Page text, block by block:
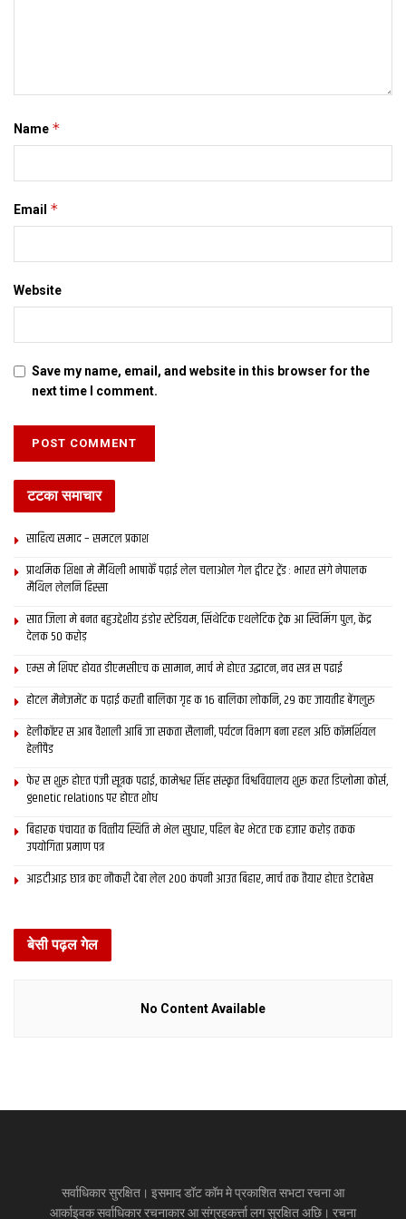
एम्स मे शिफ्ट होयत डीएमसीएच क सामान, मार्च मे होएत
लोकनि, 29 कए जायतीह बेंगलुरु
Name *
Email *
Website
Save my name, email, and website in this browser for the
next time I comment.
टटका समाचार
साहित्य समाद – समटल प्रकाश
प्राथमिक शि‍क्षा मे मैथि‍ली भाषाकेँ पढ़ाई लेल चलाओल गेल ट्वीटर ट्रेंड : भारत संगे नेपालक
मैथिल लेलनि हिस्सा
सात जिला मे बनत बहुउद्देशीय इंडोर स्‍टेडि‍यम, सिंथेटिक एथलेटिक ट्रेक आ स्विमिंग पुल, केंद्र
देलक 50 करोड़
एम्स मे शिफ्ट होयत डीएमसीएच क सामान, मार्च मे होएत उद्घाटन, नव सत्र स पढाई
होटल मैनेजमेंट क पढ़ाई करती बालिका गृह क 16 बालिका लोकनि, 29 कए जायतीह बेंगलुरु
हेलीकॉप्टर स आब वैशाली आबि जा सकता सैलानी, पर्यटन विभाग बना रहल अछि कॉमर्शियल
हेलीपैड
फेर स शुरू होएत पंजी सूत्रक पढाई, कामेश्वर सिंह संस्कृत विश्वविद्यालय शुरू करत डिप्लोमा कोर्स,
genetic relations पर होएत शोध
बिहारक पंचायत क वित्‍तीय स्थिति मे भेल सुधार, पहिल बेर भेटत एक हजार करोड़ तकक
उपयोगिता प्रमाण पत्र
आइटीआइ छात्र कए नौकरी देबा लेल 200 कंपनी आउत बिहार, मार्च तक तैयार होएत डेटाबेस
बेसी पढ़ल गेल
No Content Available
सर्वाधिकार सुरक्षित। इसमाद डॉट कॉम मे प्रकाशित सभटा रचना आ
आर्काइवक सर्वाधिकार रचनाकार आ संग्रहकर्त्ता लग सुरक्षित अछि। रचना